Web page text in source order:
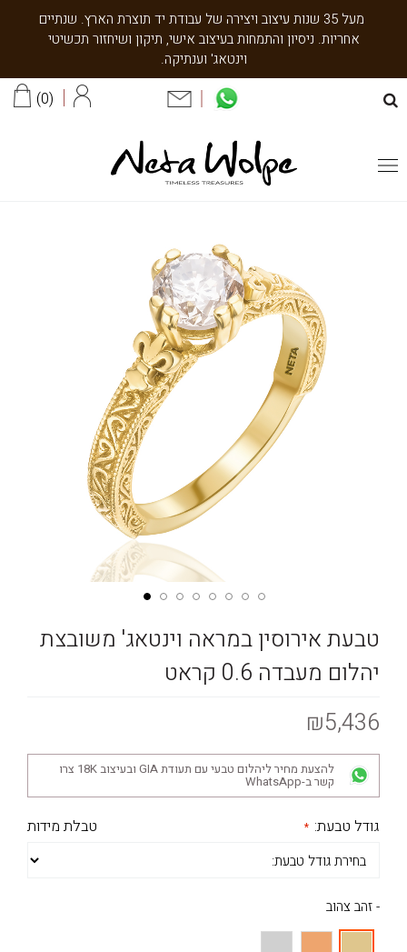
מעל 35 שנות עיצוב ויצירה של עבודת יד תוצרת הארץ. שנתיים
אחריות. ניסיון והתמחות בעיצוב אישי, תיקון ושיחזור תכשיטי
וינטאג' וענתיקה.
0
טבעת אירוסין במראה וינטאג' משובצת
יהלום מעבדה 0.6 קראט
₪5,436
להצעת מחיר ליהלום טבעי עם תעודת GIA ובעיצוב 18K צרו
קשר ב-WhatsApp
טבלת מידות גודל טבעת:
- זהב צהוב